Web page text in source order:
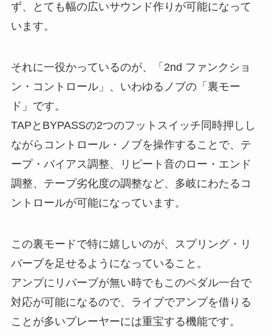
ず、とても幅の広いサウンド作りが可能になって
います。
それに一役かっているのが、「2nd ファンクショ
ン・コントロール」、いわゆるノブの「裏モー
ド」です。
TAPとBYPASSの2つのフットスイッチ同時押しし
ながらコントロール・ノブを操作することで、テ
ープ・バイアス調整、リピート音のロー・エンド
調整、テープ劣化度の調整など、多岐にわたるコ
ントロールが可能になっています。
この裏モードで特に嬉しいのが、スプリング・リ
バーブを足せるようになっていること。
アンプにリバーブが無い時でもこのペダル一台で
対応が可能になるので、ライブでアンプを借りる
ことが多いプレーヤーには重宝する機能です。